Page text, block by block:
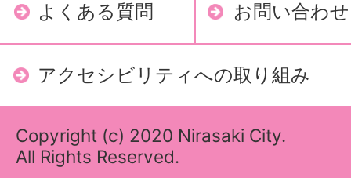
よくある質問 お問い合わせ
アクセシビリティへの取り組み
Copyright (c) 2020 Nirasaki City.
All Rights Reserved.